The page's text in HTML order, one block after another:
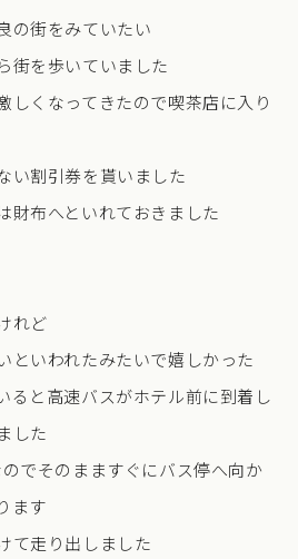
の街をみていたい
街を歩いていました
しくなってきたので喫茶店に入り
い割引券を貰いました
財布へといれておきました
れど
といわれたみたいで嬉しかった
ると高速バスがホテル前に到着し
した
でそのまますぐにバス停へ向か
ます
て走り出しました